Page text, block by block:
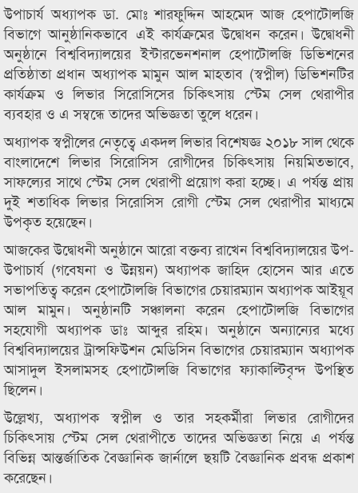
উপাচার্য অধ্যাপক ডা. মোঃ শারফুদ্দিন আহমেদ আজ হেপাটোলজি
বিভাগে আনুষ্ঠানিকভাবে এই কার্যক্রমের উদ্বোধন করেন। উদ্বোধনী
অনুষ্ঠানে বিশ্ববিদ্যালয়ের ইন্টারভেনশনাল হেপাটোলজি ডিভিশনের
প্রতিষ্ঠাতা প্রধান অধ্যাপক মামুন আল মাহতাব (স্বপ্নীল) ডিভিশনটির
কার্যক্রম ও লিভার সিরোসিসের চিকিৎসায় স্টেম সেল থেরাপীর
ব্যবহার ও এ সম্বন্ধে তাদের অভিজ্ঞতা তুলে ধরেন।
অধ্যাপক স্বপ্নীলের নেতৃত্বে একদল লিভার বিশেষজ্ঞ ২০১৮ সাল থেকে
বাংলাদেশে লিভার সিরোসিস রোগীদের চিকিৎসায় নিয়মিতভাবে,
সাফল্যের সাথে স্টেম সেল থেরাপী প্রয়োগ করা হচ্ছে। এ পর্যন্ত প্রায়
দুই শতাধিক লিভার সিরোসিস রোগী স্টেম সেল থেরাপীর মাধ্যমে
উপকৃত হয়েছেন।
আজকের উদ্বোধনী অনুষ্ঠানে আরো বক্তব্য রাখেন বিশ্ববিদ্যালয়ের উপ-
উপাচার্য (গবেষনা ও উন্নয়ন) অধ্যাপক জাহিদ হোসেন আর এতে
সভাপতিত্ব করেন হেপাটোলজি বিভাগের চেয়ারম্যান অধ্যাপক আইয়ূব
আল মামুন। অনুষ্ঠানটি সঞ্চালনা করেন হেপাটোলজি বিভাগের
সহযোগী অধ্যাপক ডাঃ আব্দুর রহিম। অনুষ্ঠানে অন্যান্যের মধ্যে
বিশ্ববিদ্যালয়ের ট্রান্সফিউশন মেডিসিন বিভাগের চেয়ারম্যান অধ্যাপক
আসাদুল ইসলামসহ হেপাটোলজি বিভাগের ফ্যাকাল্টিবৃন্দ উপস্থিত
ছিলেন।
উল্লেখ্য, অধ্যাপক স্বপ্নীল ও তার সহকর্মীরা লিভার রোগীদের
চিকিৎসায় স্টেম সেল থেরাপীতে তাদের অভিজ্ঞতা নিয়ে এ পর্যন্ত
বিভিন্ন আন্তর্জাতিক বৈজ্ঞানিক জার্নালে ছয়টি বৈজ্ঞানিক প্রবন্ধ প্রকাশ
করেছেন।